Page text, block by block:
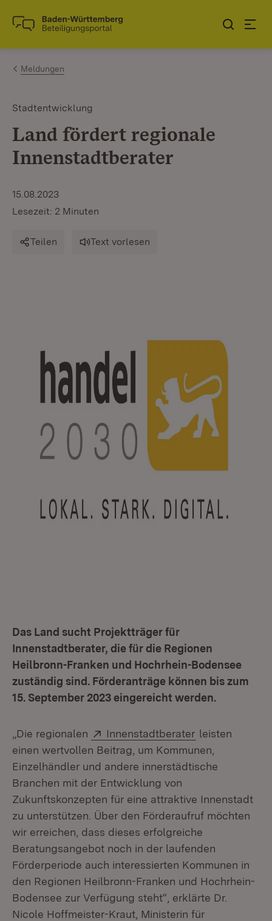
Zum Inhalt springen
Link zur Startseite
Meldungen
Stadtentwicklung
Land fördert regionale
Innenstadtberater
15.08.2023
Lesezeit: 2 Minuten
Teilen Text vorlesen
Das Land sucht Projektträger für
Innenstadtberater, die für die Regionen
Heilbronn-Franken und Hochrhein-Bodensee
zuständig sind. Förderanträge können bis zum
15. September 2023 eingereicht werden.
„Die regionalen Extern:
Innenstadtberater (Öffnet in
leisten
einen wertvollen Beitrag, um Kommunen,
Einzelhändler und andere innerstädtische
Branchen mit der Entwicklung von
Zukunftskonzepten für eine attraktive Innenstadt
zu unterstützen. Über den Förderaufruf möchten
wir erreichen, dass dieses erfolgreiche
Beratungsangebot noch in der laufenden
Förderperiode auch interessierten Kommunen in
den Regionen Heilbronn-Franken und Hochrhein-
Bodensee zur Verfügung steht“, erklärte Dr.
Nicole Hoffmeister-Kraut, Ministerin für